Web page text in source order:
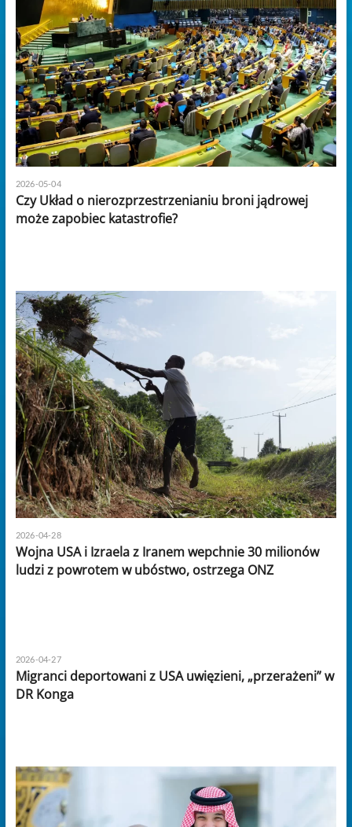
2026-05-04
Czy Układ o nierozprzestrzenianiu broni jądrowej
może zapobiec katastrofie?
2026-04-28
Wojna USA i Izraela z Iranem wepchnie 30 milionów
ludzi z powrotem w ubóstwo, ostrzega ONZ
2026-04-27
Migranci deportowani z USA uwięzieni, „przerażeni” w
DR Konga